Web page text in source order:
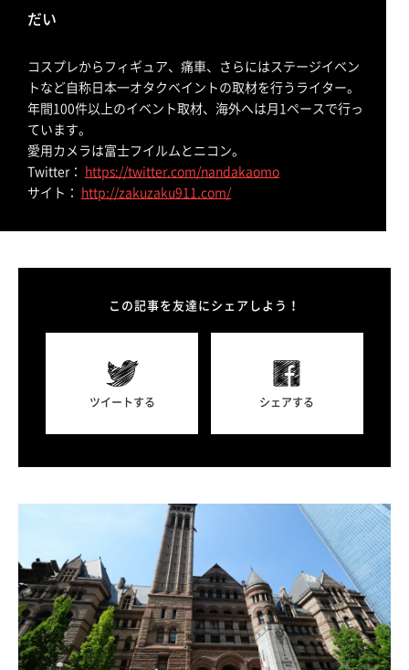
だい
コスプレからフィギュア、痛車、さらにはステージイベン
トなど自称日本一オタクベイントの取材を行うライター。
年間100件以上のイベント取材、海外へは月1ペースで行っ
ています。
愛用カメラは富士フイルムとニコン。
Twitter：
https://twitter.com/nandakaomo
サイト：
http://zakuzaku911.com/
この記事を友達にシェアしよう！
ツイートする シェアする